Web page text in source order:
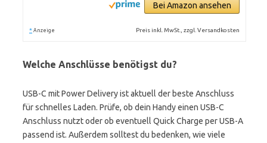
Bei Amazon ansehen
* Anzeige Preis inkl. MwSt., zzgl. Versandkosten
Welche Anschlüsse benötigst du?
USB-C mit Power Delivery ist aktuell der beste Anschluss
für schnelles Laden. Prüfe, ob dein Handy einen USB-C
Anschluss nutzt oder ob eventuell Quick Charge per USB-A
passend ist. Außerdem solltest du bedenken, wie viele